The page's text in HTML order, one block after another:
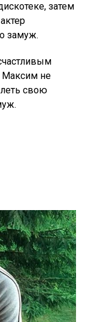
затем
замуж.
Максим не
свою